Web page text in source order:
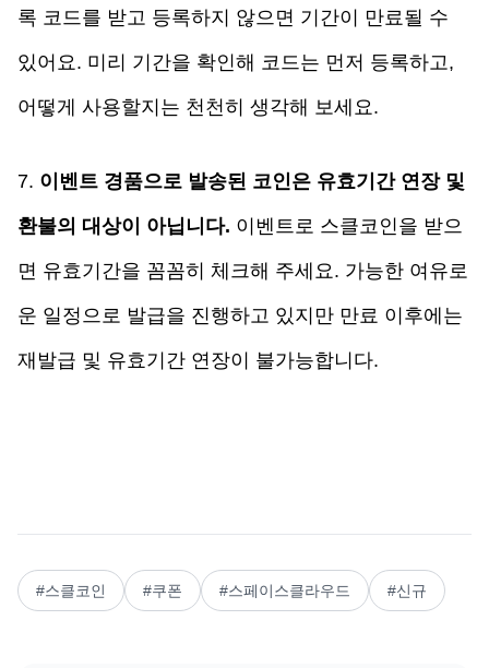
록 코드를 받고 등록하지 않으면 기간이 만료될 수
있어요. 미리 기간을 확인해 코드는 먼저 등록하고,
어떻게 사용할지는 천천히 생각해 보세요.
7. 이벤트 경품으로 발송된 코인은 유효기간 연장 및
환불의 대상이 아닙니다. 이벤트로 스클코인을 받으
면 유효기간을 꼼꼼히 체크해 주세요. 가능한 여유로
운 일정으로 발급을 진행하고 있지만 만료 이후에는
재발급 및 유효기간 연장이 불가능합니다.
#스클코인 #쿠폰 #스페이스클라우드 #신규